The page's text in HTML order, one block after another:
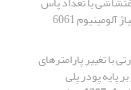
6061
با تغییر پارامترهای
پایه پودر پلی